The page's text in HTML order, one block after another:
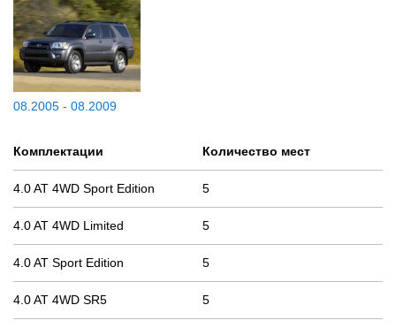
08.2005 - 08.2009
Комплектации Количество мест
4.0 AT 4WD Sport Edition 5
4.0 AT 4WD Limited 5
4.0 AT Sport Edition 5
4.0 AT 4WD SR5 5